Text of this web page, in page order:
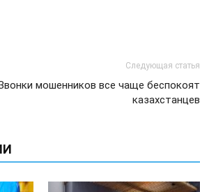
Следующая статья
мошенников все чаще беспокоят
казахстанцев